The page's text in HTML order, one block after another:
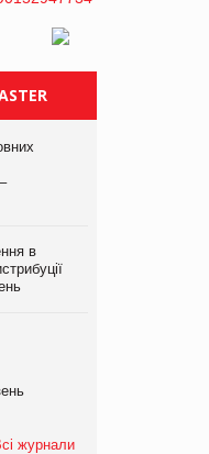
в
журнали